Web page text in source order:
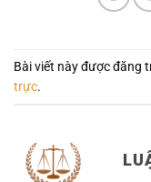
Bài viết này được đăng
trực.